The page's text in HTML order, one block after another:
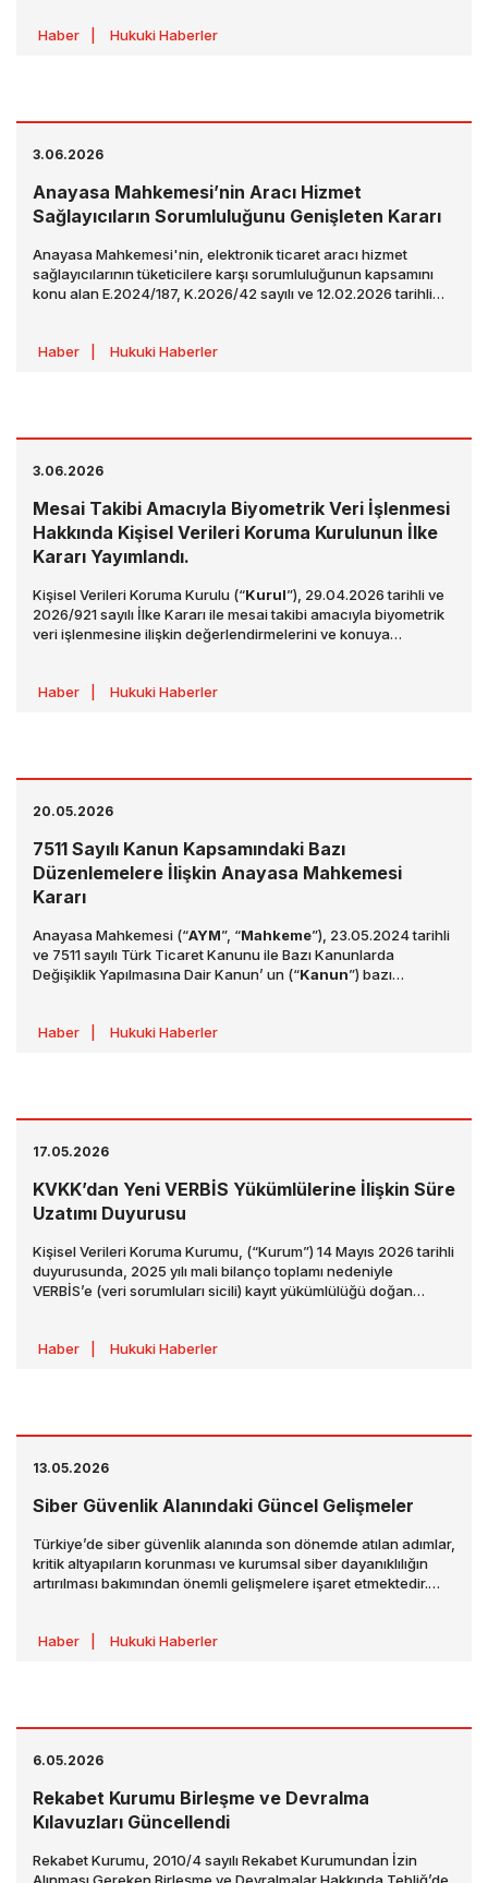
yürürlüğe girecektir.
Haber Hukuki Haberler
3.06.2026
Anayasa Mahkemesi’nin Aracı Hizmet
Sağlayıcıların Sorumluluğunu Genişleten Kararı
Anayasa Mahkemesi'nin, elektronik ticaret aracı hizmet
sağlayıcılarının tüketicilere karşı sorumluluğunun kapsamını
konu alan E.2024/187, K.2026/42 sayılı ve 12.02.2026 tarihli
Haber
Hukuki Haberler
3.06.2026
Mesai Takibi Amacıyla Biyometrik Veri İşlenmesi
Hakkında Kişisel Verileri Koruma Kurulunun İlke
Kararı Yayımlandı.
Kişisel Verileri Koruma Kurulu (“Kurul”), 29.04.2026 tarihli ve
2026/921 sayılı İlke Kararı ile mesai takibi amacıyla biyometrik
veri işlenmesine ilişkin değerlendirmelerini ve konuya
ve Kişisel Verileri Koruma Kurumu internet sitesinde
Haber Hukuki Haberler
20.05.2026
7511 Sayılı Kanun Kapsamındaki Bazı
Düzenlemelere İlişkin Anayasa Mahkemesi
Kararı
Anayasa Mahkemesi (“AYM”, “Mahkeme”), 23.05.2024 tarihli
ve 7511 sayılı Türk Ticaret Kanunu ile Bazı Kanunlarda
Değişiklik Yapılmasına Dair Kanun’ un (“Kanun”) bazı
değerlendirmelerde bulunmuştur. Karar, 14.05.2026 tarihli
Haber Hukuki Haberler
17.05.2026
KVKK’dan Yeni VERBİS Yükümlülerine İlişkin Süre
Uzatımı Duyurusu
Kişisel Verileri Koruma Kurumu, (“Kurum”) 14 Mayıs 2026 tarihli
duyurusunda, 2025 yılı mali bilanço toplamı nedeniyle
VERBİS’e (veri sorumluları sicili) kayıt yükümlülüğü doğan
Haber
Hukuki Haberler
13.05.2026
Siber Güvenlik Alanındaki Güncel Gelişmeler
Türkiye’de siber güvenlik alanında son dönemde atılan adımlar,
kritik altyapıların korunması ve kurumsal siber dayanıklılığın
artırılması bakımından önemli gelişmelere işaret etmektedir.
Haber
Hukuki Haberler
6.05.2026
Rekabet Kurumu Birleşme ve Devralma
Kılavuzları Güncellendi
Rekabet Kurumu, 2010/4 sayılı Rekabet Kurumundan İzin